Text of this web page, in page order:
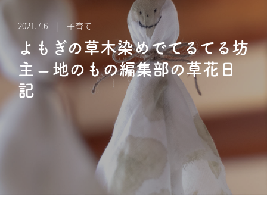
2021.7.6 | 子育て
よもぎの草木染めでてるてる坊
主 – 地のもの編集部の草花日
記